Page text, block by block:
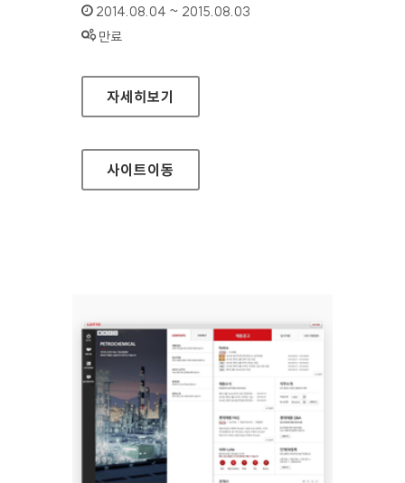
인증기간 :
2014.08.04 ~ 2015.08.03
상태 :
만료
LG SMARTWORLD 홈페이지
자세히보기
사이트이동